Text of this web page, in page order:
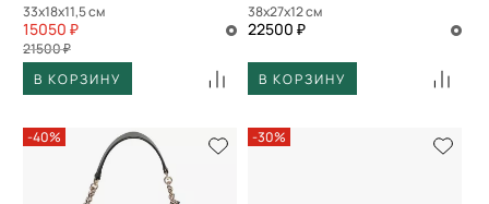
33x18x11,5 см
15050 ₽
21500 ₽
В КОРЗИНУ
38x27x12 см
22500 ₽
В КОРЗИНУ
-40% -30%